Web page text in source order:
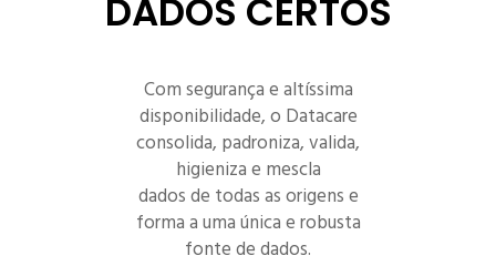
DADOS CERTOS
Com segurança e altíssima
disponibilidade, o Datacare
consolida, padroniza, valida,
higieniza e mescla
dados de todas as origens e
forma a uma única e robusta
fonte de dados.